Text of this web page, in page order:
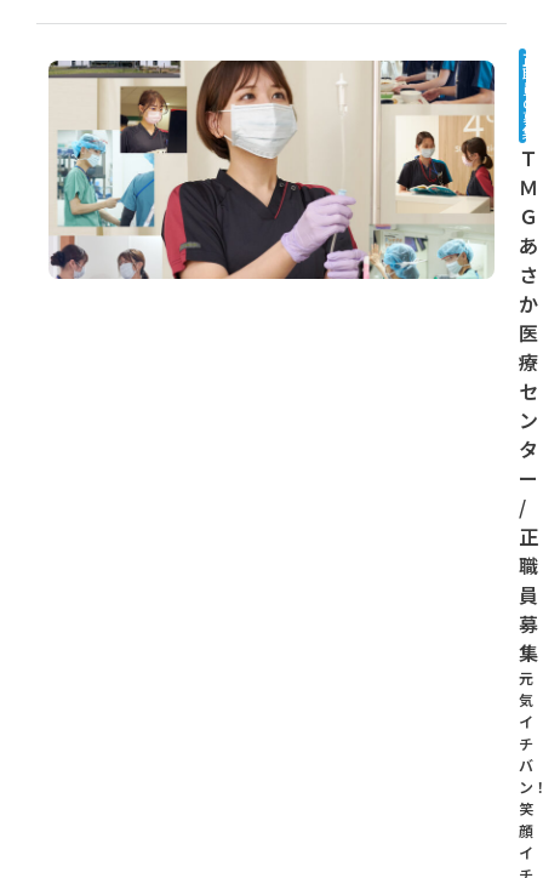
正
職
員
の
募
集
Ｔ
Ｍ
Ｇ
あ
さ
か
医
療
セ
ン
タ
ー
/
正
職
員
募
集
元
気
イ
チ
バ
ン
笑
顔
イ
チ